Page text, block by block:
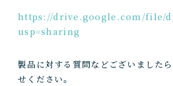
https://drive.google.com/file/d/
usp=sharing
製品に対する質問などございました
せください。